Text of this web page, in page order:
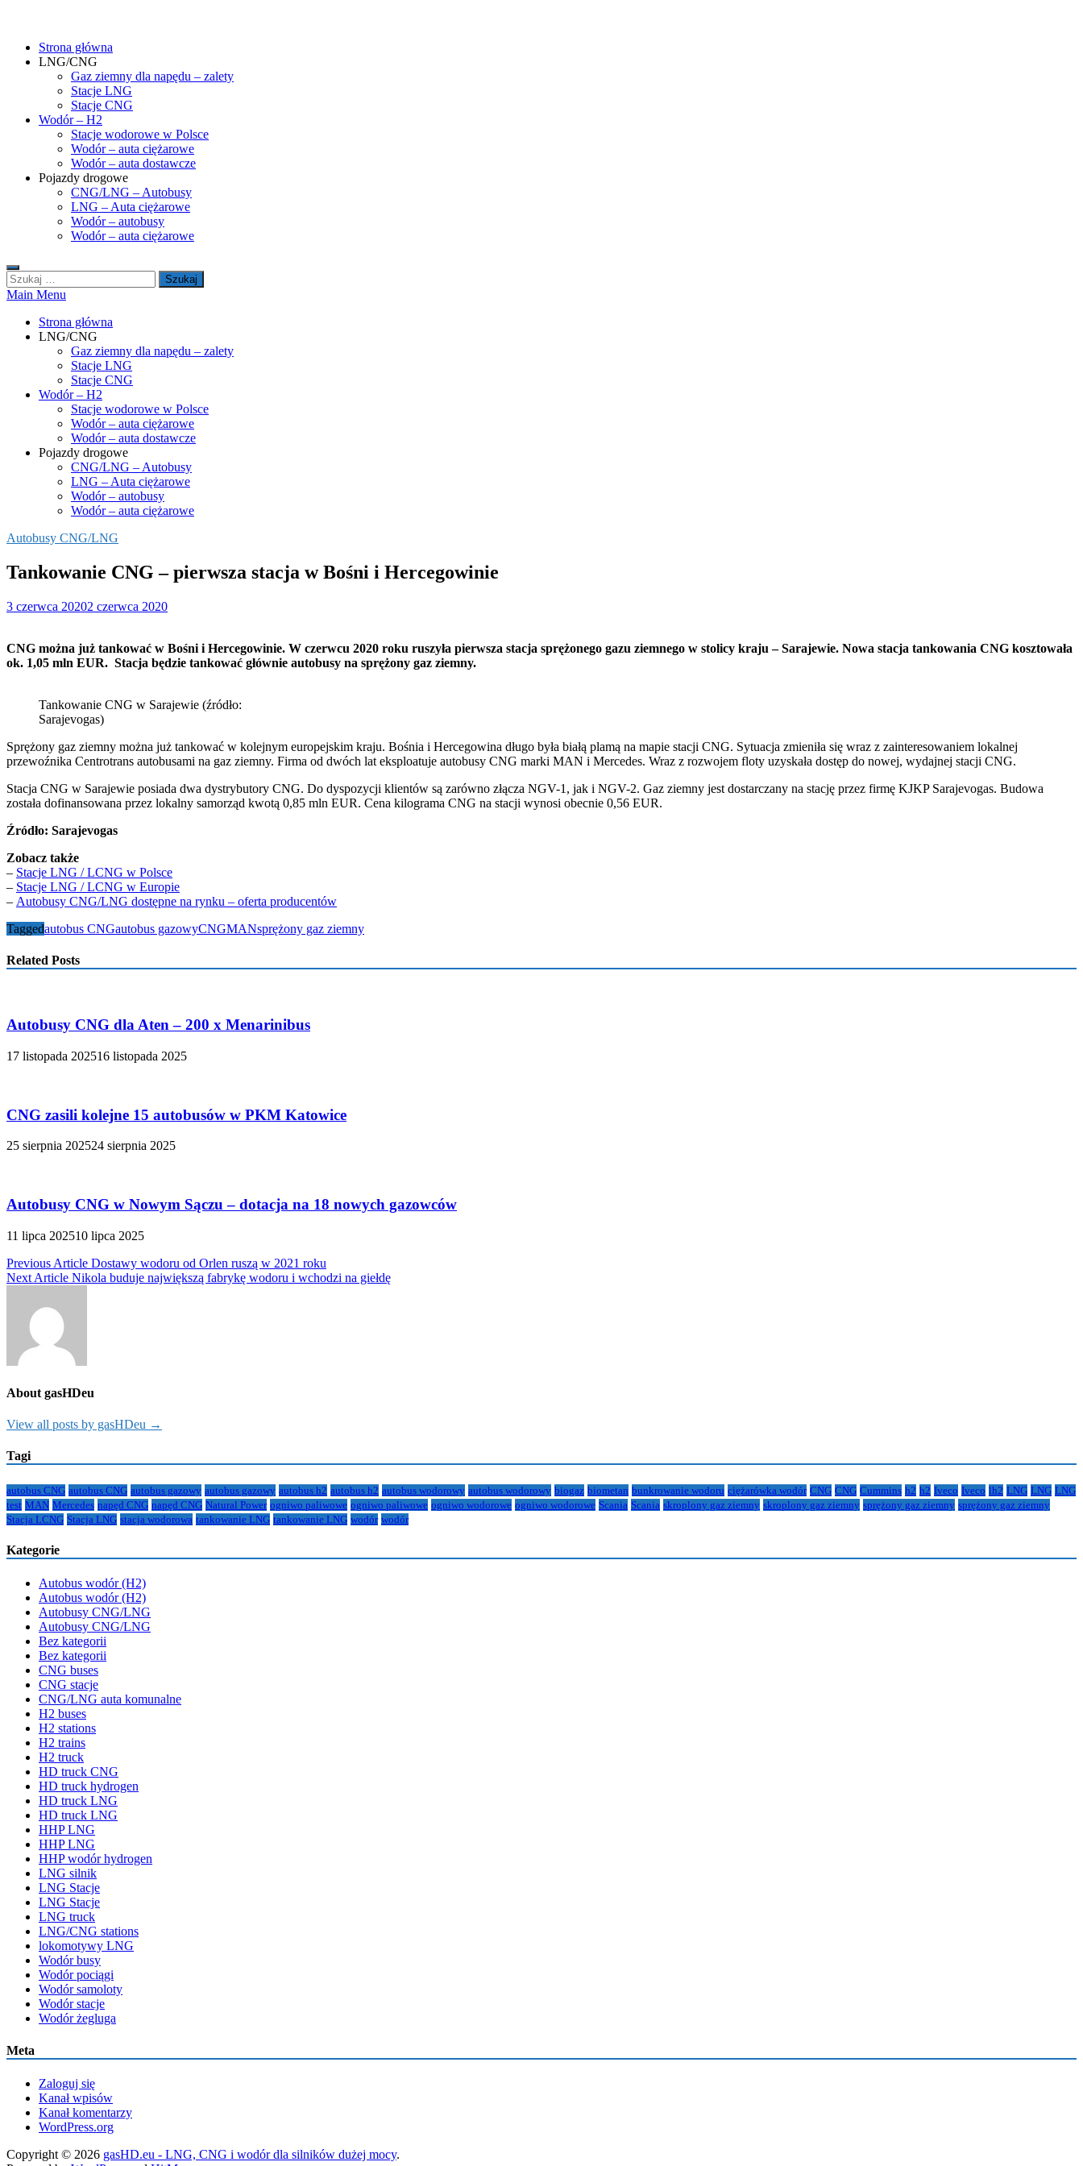
contentStrona główna
LNG/CNG
Gaz ziemny dla napędu – zalety
Stacje LNG
Stacje CNG
Wodór – H2
Stacje wodorowe w Polsce
Wodór – auta ciężarowe
Wodór – auta dostawcze
Pojazdy drogowe
CNG/LNG – Autobusy
LNG – Auta ciężarowe
Wodór – autobusy
Wodór – auta ciężarowe
Szukaj:
Main Menu
Strona główna
LNG/CNG
Gaz ziemny dla napędu – zalety
Stacje LNG
Stacje CNG
Wodór – H2
Stacje wodorowe w Polsce
Wodór – auta ciężarowe
Wodór – auta dostawcze
Pojazdy drogowe
CNG/LNG – Autobusy
LNG – Auta ciężarowe
Wodór – autobusy
Wodór – auta ciężarowe
Autobusy CNG/LNG
Tankowanie CNG – pierwsza stacja w Bośni i Hercegowinie
3 czerwca 20202 czerwca 2020
CNG można już tankować w Bośni i Hercegowinie. W czerwcu 2020 roku ruszyła pierwsza stacja sprężonego gazu ziemnego w stolicy kraju – Sarajewie. Nowa stacja tankowania CNG kosztowała
ok. 1,05 mln EUR. Stacja będzie tankować głównie autobusy na sprężony gaz ziemny.
Tankowanie CNG w Sarajewie (źródło:
Sarajevogas)
Sprężony gaz ziemny można już tankować w kolejnym europejskim kraju. Bośnia i Hercegowina długo była białą plamą na mapie stacji CNG. Sytuacja zmieniła się wraz z zainteresowaniem lokalnej
przewoźnika Centrotrans autobusami na gaz ziemny. Firma od dwóch lat eksploatuje autobusy CNG marki MAN i Mercedes. Wraz z rozwojem floty uzyskała dostęp do nowej, wydajnej stacji CNG.
Stacja CNG w Sarajewie posiada dwa dystrybutory CNG. Do dyspozycji klientów są zarówno złącza NGV-1, jak i NGV-2. Gaz ziemny jest dostarczany na stację przez firmę KJKP Sarajevogas. Budowa
została dofinansowana przez lokalny samorząd kwotą 0,85 mln EUR. Cena kilograma CNG na stacji wynosi obecnie 0,56 EUR.
Źródło: Sarajevogas
Zobacz także
– Stacje LNG / LCNG w Polsce
– Stacje LNG / LCNG w Europie
– Autobusy CNG/LNG dostępne na rynku – oferta producentów
Taggedautobus CNGautobus gazowyCNGMANsprężony gaz ziemny
Related Posts
Autobusy CNG dla Aten – 200 x Menarinibus
17 listopada 202516 listopada 2025
CNG zasili kolejne 15 autobusów w PKM Katowice
25 sierpnia 202524 sierpnia 2025
Autobusy CNG w Nowym Sączu – dotacja na 18 nowych gazowców
11 lipca 202510 lipca 2025
Nawigacja
wpisu
Previous Article Dostawy wodoru od Orlen ruszą w 2021 roku
Next Article Nikola buduje największą fabrykę wodoru i wchodzi na giełdę
About gasHDeu
View all posts by gasHDeu →
Tagi
autobus CNG autobus CNG autobus gazowy autobus gazowy autobus h2 autobus h2 autobus wodorowy autobus wodorowy biogaz biometan bunkrowanie wodoru ciężarówka wodór CNG CNG Cummins h2 h2 Iveco Iveco lh2 LNG LNG LNG
test MAN Mercedes napęd CNG napęd CNG Natural Power ogniwo paliwowe ogniwo paliwowe ogniwo wodorowe ogniwo wodorowe Scania Scania skroplony gaz ziemny skroplony gaz ziemny sprężony gaz ziemny sprężony gaz ziemny
Stacja LCNG Stacja LNG stacja wodorowa tankowanie LNG tankowanie LNG wodór wodór
Kategorie
Autobus wodór (H2)
Autobus wodór (H2)
Autobusy CNG/LNG
Autobusy CNG/LNG
Bez kategorii
Bez kategorii
CNG buses
CNG stacje
CNG/LNG auta komunalne
H2 buses
H2 stations
H2 trains
H2 truck
HD truck CNG
HD truck hydrogen
HD truck LNG
HD truck LNG
HHP LNG
HHP LNG
HHP wodór hydrogen
LNG silnik
LNG Stacje
LNG Stacje
LNG truck
LNG/CNG stations
lokomotywy LNG
Wodór busy
Wodór pociągi
Wodór samoloty
Wodór stacje
Wodór żegluga
Meta
Zaloguj się
Kanał wpisów
Kanał komentarzy
WordPress.org
Copyright © 2026 gasHD.eu - LNG, CNG i wodór dla silników dużej mocy.